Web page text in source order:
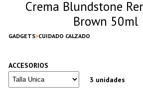
Crema Blundstone
Brown 50ml
GADGETS CUIDADO CALZADO
ACCESORIOS
3 unidades